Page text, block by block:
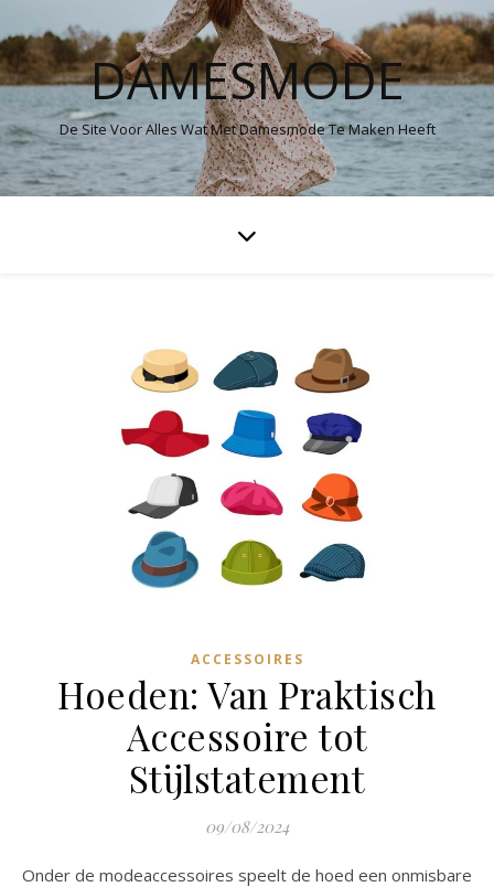
DAMESMODE
De Site Voor Alles Wat Met Damesmode Te Maken Heeft
ACCESSOIRES
Hoeden: Van Praktisch
Accessoire tot
Stijlstatement
09/08/2024
Onder de modeaccessoires speelt de hoed een onmisbare